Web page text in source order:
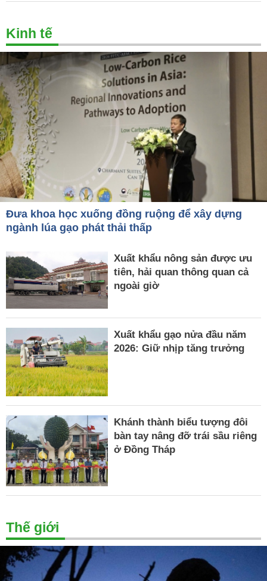
Kinh tế
Đưa khoa học xuống đồng ruộng để xây dựng
ngành lúa gạo phát thải thấp
Xuất khẩu nông sản được ưu
tiên, hải quan thông quan cả
ngoài giờ
Xuất khẩu gạo nửa đầu năm
2026: Giữ nhịp tăng trưởng
Khánh thành biểu tượng đôi
bàn tay nâng đỡ trái sầu riêng
ở Đồng Tháp
Thế giới